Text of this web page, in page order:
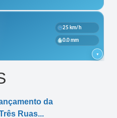
da
Ruas...